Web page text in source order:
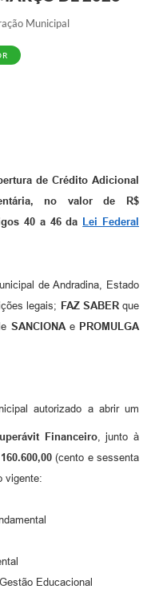
Municipal
de Crédito Adicional
no valor de R$
40 a 46 da Lei Federal
de Andradina, Estado
legais; FAZ SABERque
SANCIONAe PROMULGA
autorizado a abrir um
Financeiro, junto à
160.600,00(cento e sessenta
vigente:
Educacional